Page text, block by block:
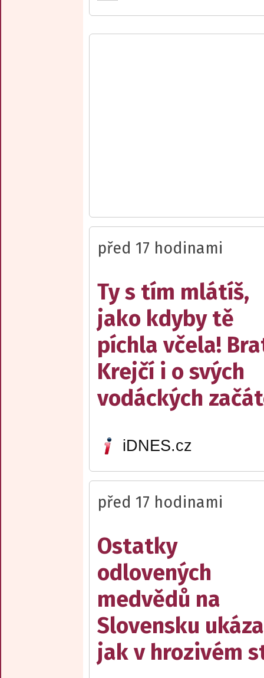
před 17 hodinami
Ty s tím mlátíš,
jako kdyby tě
píchla včela!
Krejčí i o svých
vodáckých
iDNES.cz
před 17 hodinami
Ostatky
odlovených
medvědů na
Slovensku
jak v hrozivém